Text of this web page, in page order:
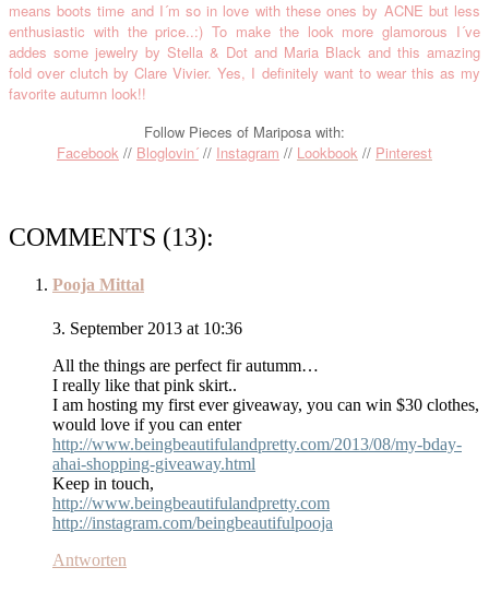
means boots time and I´m so in love with these ones by ACNE but less
enthusiastic with the price..:) To make the look more glamorous I´ve
addes some jewelry by Stella & Dot and Maria Black and this amazing
fold over clutch by Clare Vivier. Yes, I definitely want to wear this as my
favorite autumn look!!
Follow Pieces of Mariposa with:
Facebook // Bloglovin´ // Instagram // Lookbook // Pinterest
COMMENTS (13):
Pooja Mittal
3. September 2013 at 10:36
All the things are perfect fir autumm…
I really like that pink skirt..
I am hosting my first ever giveaway, you can win $30 clothes,
would love if you can enter
http://www.beingbeautifulandpretty.com/2013/08/my-bday-
ahai-shopping-giveaway.html
Keep in touch,
http://www.beingbeautifulandpretty.com
http://instagram.com/beingbeautifulpooja
Antworten